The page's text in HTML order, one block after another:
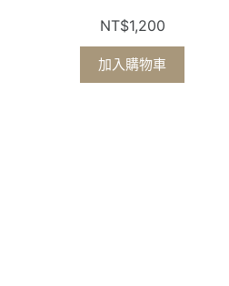
NT$1,200
加入購物車